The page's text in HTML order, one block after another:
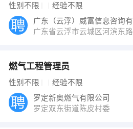
性别不限 经验不限
广东省云浮市云城区河滨东路
燃气工程管理员
性别不限 经验不限
罗定新奥燃气有限公司
罗定双东街道陈皮村委